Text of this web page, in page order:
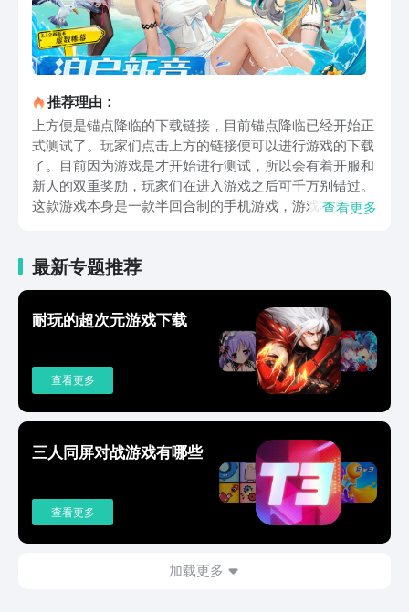
推荐理由：
上方便是锚点降临的下载链接，目前锚点降临已经开始正
式测试了。玩家们点击上方的链接便可以进行游戏的下载
了。目前因为游戏是才开始进行测试，所以会有着开服和
新人的双重奖励，玩家们在进入游戏之后可千万别错过。
这款游戏本身是一款半回合制的手机游戏，游戏本身的剧
袭，在这种情况下，玩家所在的组织成立了一些特战小
队，总而抵挡外星文明入侵。游戏的大致剧情介绍就是这
样了，游戏的总体玩法并不是很复杂，玩家们需要将收集
到的人物组合一个队伍，之后用组织好的队伍攻击敌人，
玩家们在前期所遇到的敌人都不是特别强力，主要是让玩
家来熟悉游戏战法。在游戏中期的时候，玩家们所遇到的
难度会直线提升，同时中期也会开启各类的剧情和活动。
的。上面这些便是关于锚点降临这款游戏的下载链接公
布，目前从这个链接下载游戏的话，还有着额外的福利。
这些福利对于新入坑的玩家们来说是很大的一个助力，玩
家们入坑后前期的资源是肯定够用了。
查看更多
最新专题推荐
耐玩的超次元游戏下载
查看更多
三人同屏对战游戏有哪些
查看更多
加载更多